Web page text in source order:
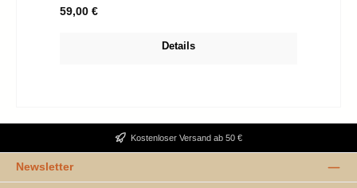
Regulärer Preis:
59,00 €
Details
Kostenloser Versand ab 50 €
Newsletter